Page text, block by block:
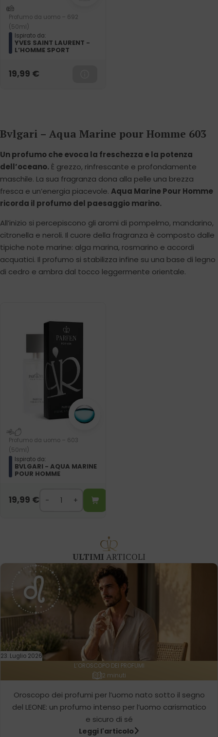
Profumo da uomo – 692
(50ml)
Ispirato da:
YVES SAINT LAURENT -
L’HOMME SPORT
19,99 €
Bvlgari – Aqua Marine pour Homme 603
Un profumo che evoca la freschezza e la potenza
dell’oceano. È grezzo, rinfrescante e profondamente
maschile. La sua fragranza dona alla pelle una brezza
fresca e un’energia piacevole. Aqua Marine Pour Homme
ricorda il profumo del paesaggio marino.
All’inizio si percepiscono gli aromi di pompelmo, mandarino,
citronella e neroli. Il cuore della fragranza è composto dalle
tipiche note marine: alga marina, rosmarino e accordi
acquatici. Il profumo si stabilizza infine su una base di legno
di cedro e ambra dal tocco leggermente orientale.
Profumo da uomo – 603
(50ml)
Ispirato da:
BVLGARI - AQUA MARINE
POUR HOMME
19,99 €
ULTIMI ARTICOLI
23. Luglio 2026
L’OROSCOPO DEI PROFUMI
2 minuti
Oroscopo dei profumi per l’uomo nato sotto il segno
del LEONE: un profumo intenso per l’uomo carismatico
e sicuro di sé
Leggi l'articolo